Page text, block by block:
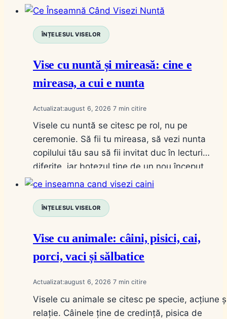
ÎNȚELESUL VISELOR
Vise cu nuntă și mireasă: cine e
mireasa, a cui e nunta
Actualizat:august 6, 2026 7
Visele cu nuntă se citesc pe rol, nu pe
ceremonie. Să fii tu mireasa, să vezi nunta
copilului tău sau să fii invitat duc în lecturi
diferite, iar botezul ține de un nou început.
ÎNȚELESUL VISELOR
Vise cu animale: câini, pisici, cai,
porci, vaci și sălbatice
Actualizat:august 6, 2026 7
Visele cu animale se citesc pe specie, acțiune
relație. Câinele ține de credință, pisica de